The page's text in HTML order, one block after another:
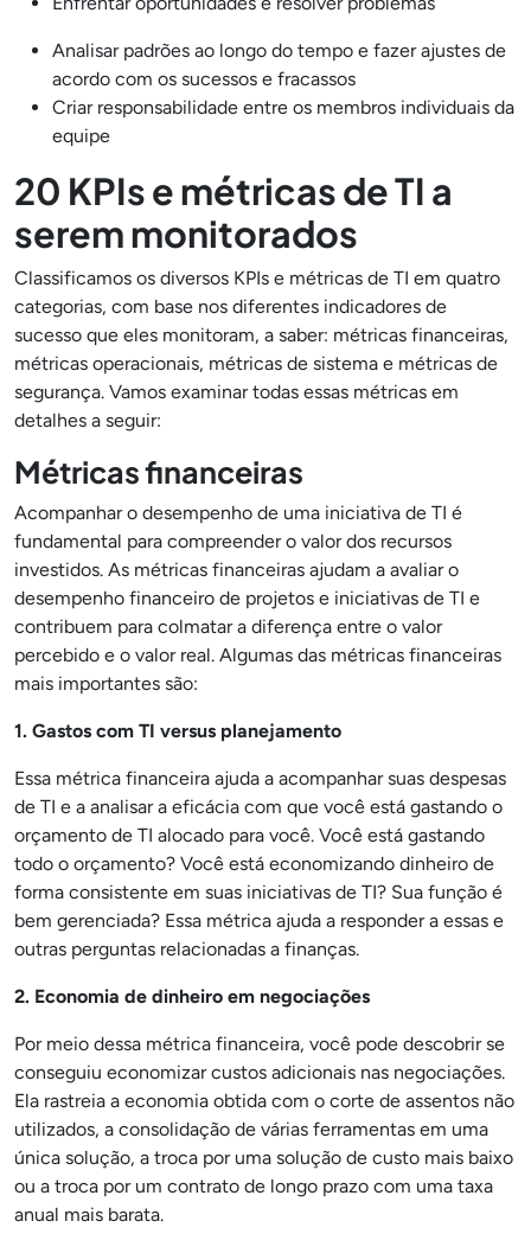
Analisar padrões ao longo do tempo e fazer ajustes de
acordo com os sucessos e fracassos
Criar responsabilidade entre os membros individuais da
equipe
20 KPIs e métricas de TI a
serem monitorados
Classificamos os diversos KPIs e métricas de TI em quatro
categorias, com base nos diferentes indicadores de
sucesso que eles monitoram, a saber: métricas financeiras,
métricas operacionais, métricas de sistema e métricas de
segurança. Vamos examinar todas essas métricas em
detalhes a seguir:
Métricas financeiras
Acompanhar o desempenho de uma iniciativa de TI é
fundamental para compreender o valor dos recursos
investidos. As métricas financeiras ajudam a avaliar o
desempenho financeiro de projetos e iniciativas de TI e
contribuem para colmatar a diferença entre o valor
percebido e o valor real. Algumas das métricas financeiras
mais importantes são:
1. Gastos com TI versus planejamento
Essa métrica financeira ajuda a acompanhar suas despesas
de TI e a analisar a eficácia com que você está gastando o
orçamento de TI alocado para você. Você está gastando
todo o orçamento? Você está economizando dinheiro de
forma consistente em suas iniciativas de TI? Sua função é
bem gerenciada? Essa métrica ajuda a responder a essas e
outras perguntas relacionadas a finanças.
2. Economia de dinheiro em negociações
Por meio dessa métrica financeira, você pode descobrir se
conseguiu economizar custos adicionais nas negociações.
Ela rastreia a economia obtida com o corte de assentos não
utilizados, a consolidação de várias ferramentas em uma
única solução, a troca por uma solução de custo mais baixo
ou a troca por um contrato de longo prazo com uma taxa
anual mais barata.